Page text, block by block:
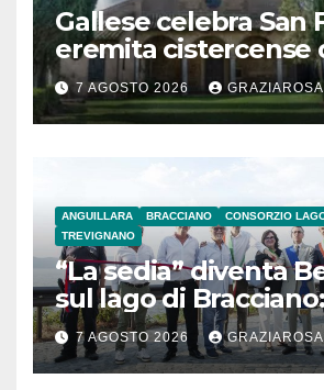
Gallese celebra San
eremita cistercense
secolo
7 AGOSTO 2026
ANGUILLARA BRACCIANO
CONSORZIO
TREVIGNANO
“La sedia” diventa
sul lago di
l’inaugurazione
7 AGOSTO 2026